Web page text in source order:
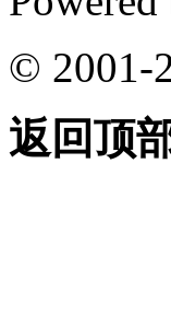
© 2001-
返回顶